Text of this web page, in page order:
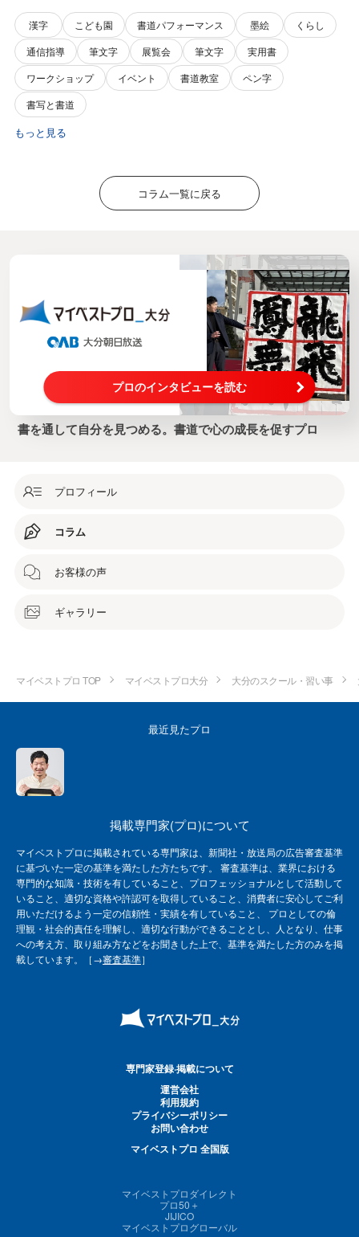
漢字 こども園 書道パフォーマンス 墨絵
くらし
通信指導
筆文字 展覧会 筆文字
実用書
ワークショップ
イベント 書道教室
ペン字
書写と書道
もっと見る
コラム一覧に戻る
プロのインタビューを読む
書を通して自分を見つめる。書道で心の成長を促すプロ
プロフィール
コラム
お客様の声
ギャラリー
マイベストプロ TOP マイベストプロ大分 大分のスクール・習い事
最近見たプロ
掲載専門家(プロ)について
マイベストプロに掲載されている専門家は、新聞社・放送局の広告審査基準
に基づいた一定の基準を満たした方たちです。 審査基準は、業界における
専門的な知識・技術を有していること、プロフェッショナルとして活動して
いること、適切な資格や許認可を取得していること、消費者に安心してご利
用いただけるよう一定の信頼性・実績を有していること、 プロとしての倫
理観・社会的責任を理解し、適切な行動ができることとし、人となり、仕事
への考え方、取り組み方などをお聞きした上で、基準を満たした方のみを掲
載しています。［→審査基準］
専門家登録·掲載について
運営会社
利用規約
プライバシーポリシー
お問い合わせ
マイベストプロ 全国版
マイベストプロダイレクト
プロ50＋
JIJICO
マイベストプログローバル